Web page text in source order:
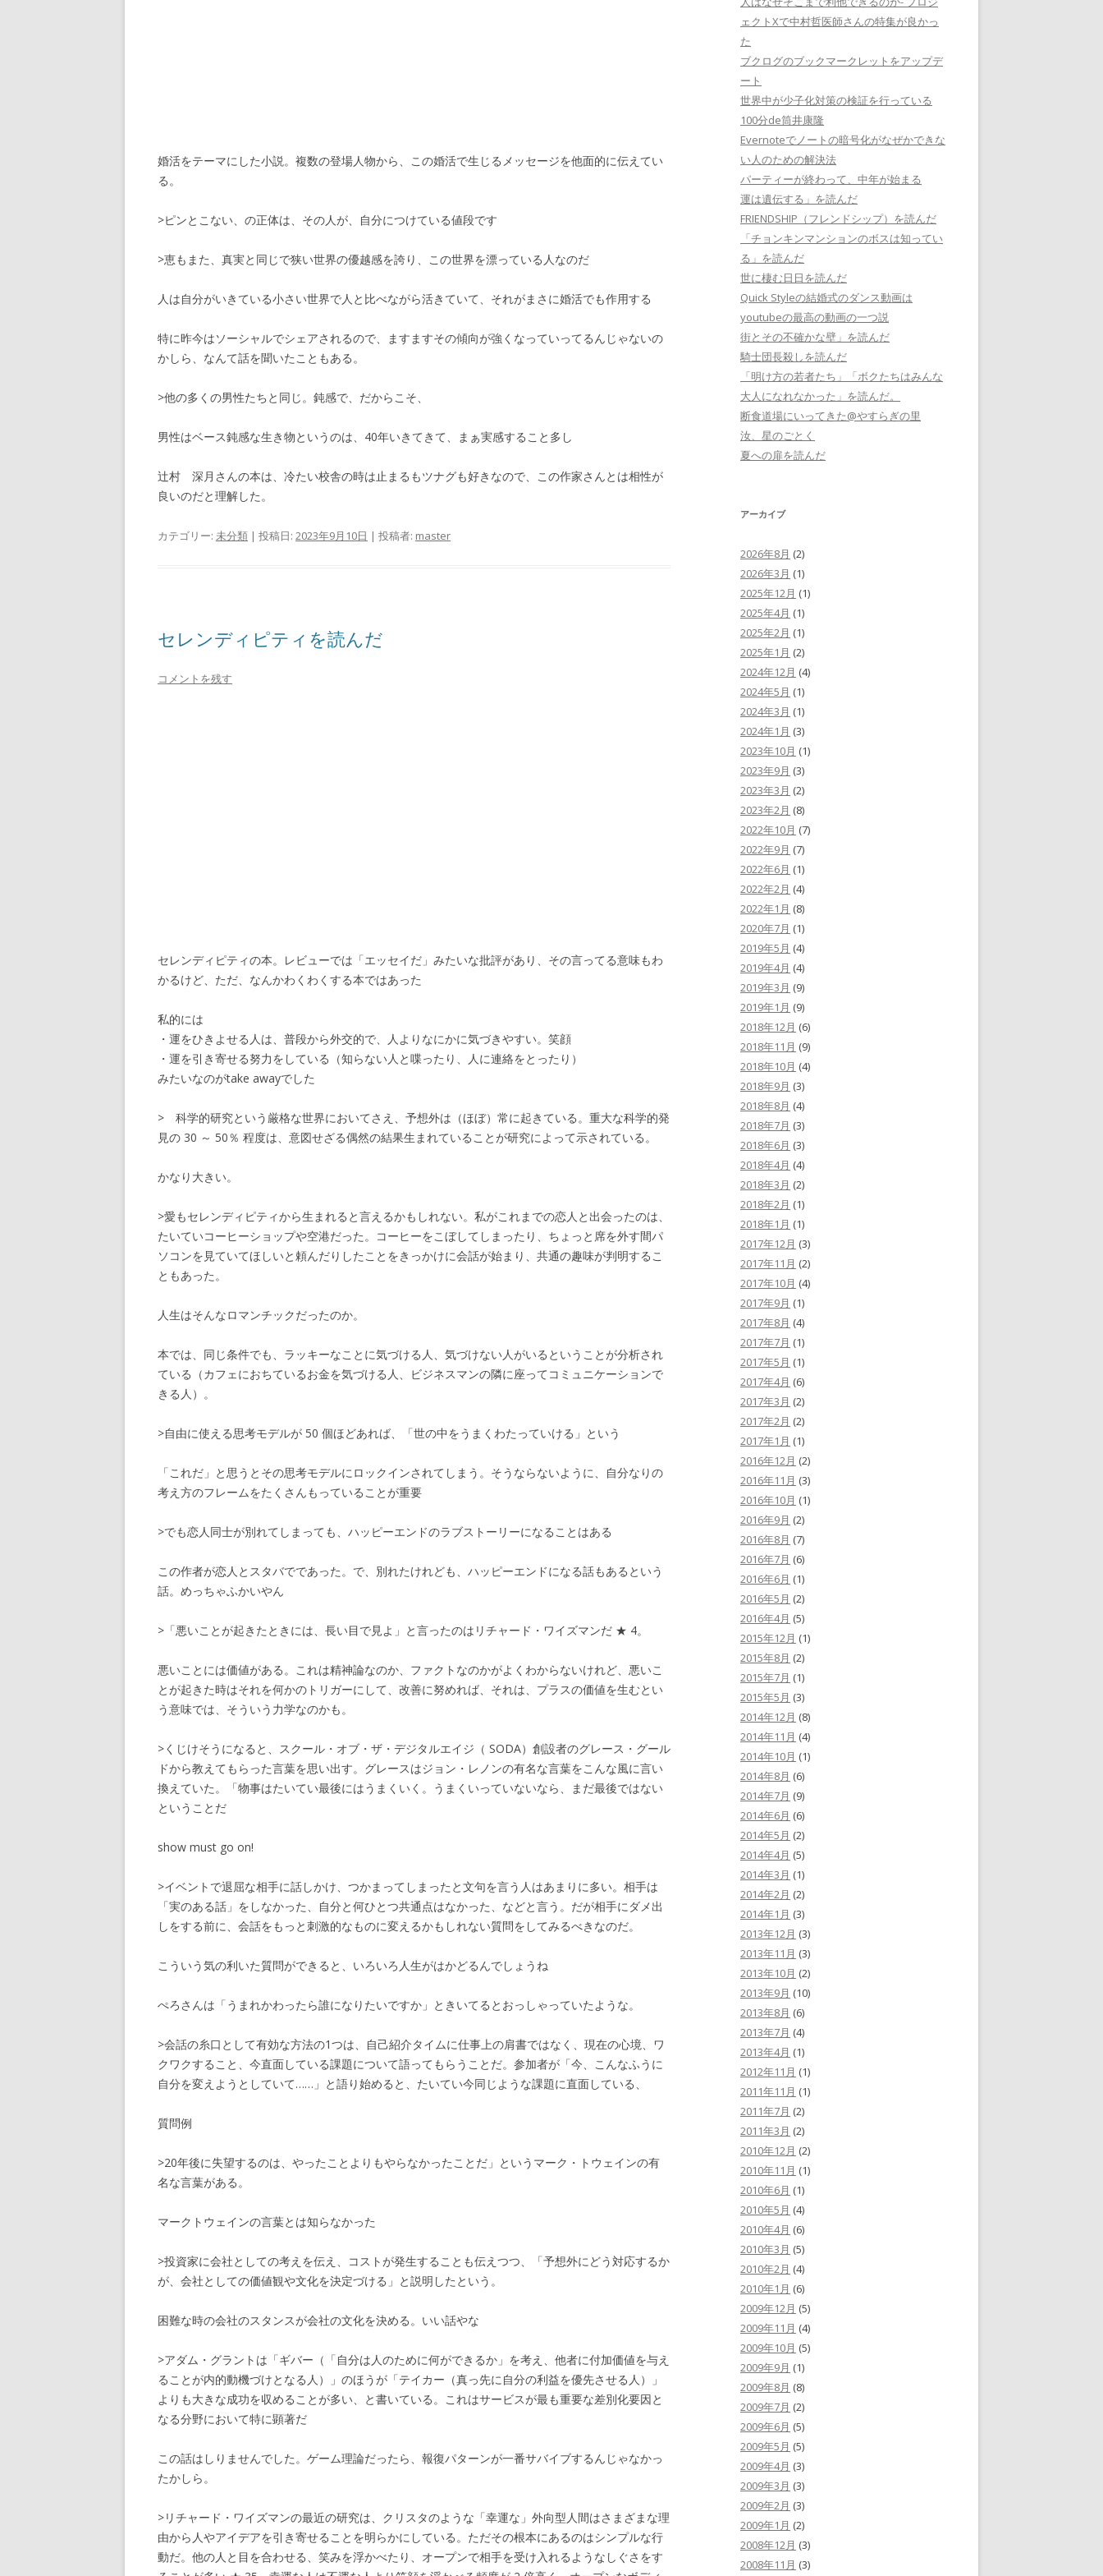
婚活をテーマにした小説。複数の登場人物から、この婚活で生じるメッセージを他面的に伝えてい
る。
>ピンとこない、の正体は、その人が、自分につけている値段です
>恵もまた、真実と同じで狭い世界の優越感を誇り、この世界を漂っている人なのだ
人は自分がいきている小さい世界で人と比べながら活きていて、それがまさに婚活でも作用する
特に昨今はソーシャルでシェアされるので、ますますその傾向が強くなっていってるんじゃないの
かしら、なんて話を聞いたこともある。
>他の多くの男性たちと同じ。鈍感で、だからこそ、
男性はベース鈍感な生き物というのは、40年いきてきて、まぁ実感すること多し
辻村 深月さんの本は、冷たい校舎の時は止まるもツナグも好きなので、この作家さんとは相性が
良いのだと理解した。
カテゴリー: 未分類 | 投稿日: 2023年9月10日 | 投稿者: master
セレンディピティを読んだ
コメントを残す
セレンディピティの本。レビューでは「エッセイだ」みたいな批評があり、その言ってる意味もわ
かるけど、ただ、なんかわくわくする本ではあった
私的には
・運をひきよせる人は、普段から外交的で、人よりなにかに気づきやすい。笑顔
・運を引き寄せる努力をしている（知らない人と喋ったり、人に連絡をとったり）
みたいなのがtake awayでした
> 科学的研究という厳格な世界においてさえ、予想外は（ほぼ）常に起きている。重大な科学的発
見の 30 ～ 50％ 程度は、意図せざる偶然の結果生まれていることが研究によって示されている。
かなり大きい。
>愛もセレンディピティから生まれると言えるかもしれない。私がこれまでの恋人と出会ったのは、
たいていコーヒーショップや空港だった。コーヒーをこぼしてしまったり、ちょっと席を外す間パ
ソコンを見ていてほしいと頼んだりしたことをきっかけに会話が始まり、共通の趣味が判明するこ
ともあった。
人生はそんなロマンチックだったのか。
本では、同じ条件でも、ラッキーなことに気づける人、気づけない人がいるということが分析され
ている（カフェにおちているお金を気づける人、ビジネスマンの隣に座ってコミュニケーションで
きる人）。
>自由に使える思考モデルが 50 個ほどあれば、「世の中をうまくわたっていける」という
「これだ」と思うとその思考モデルにロックインされてしまう。そうならないように、自分なりの
考え方のフレームをたくさんもっていることが重要
>でも恋人同士が別れてしまっても、ハッピーエンドのラブストーリーになることはある
この作者が恋人とスタバでであった。で、別れたけれども、ハッピーエンドになる話もあるという
話。めっちゃふかいやん
>「悪いことが起きたときには、長い目で見よ」と言ったのはリチャード・ワイズマンだ ★ 4。
悪いことには価値がある。これは精神論なのか、ファクトなのかがよくわからないけれど、悪いこ
とが起きた時はそれを何かのトリガーにして、改善に努めれば、それは、プラスの価値を生むとい
う意味では、そういう力学なのかも。
>くじけそうになると、スクール・オブ・ザ・デジタルエイジ（ SODA）創設者のグレース・グール
ドから教えてもらった言葉を思い出す。グレースはジョン・レノンの有名な言葉をこんな風に言い
換えていた。「物事はたいてい最後にはうまくいく。うまくいっていないなら、まだ最後ではない
ということだ
show must go on!
>イベントで退屈な相手に話しかけ、つかまってしまったと文句を言う人はあまりに多い。相手は
「実のある話」をしなかった、自分と何ひとつ共通点はなかった、などと言う。だが相手にダメ出
しをする前に、会話をもっと刺激的なものに変えるかもしれない質問をしてみるべきなのだ。
こういう気の利いた質問ができると、いろいろ人生がはかどるんでしょうね
ぺろさんは「うまれかわったら誰になりたいですか」ときいてるとおっしゃっていたような。
>会話の糸口として有効な方法の1つは、自己紹介タイムに仕事上の肩書ではなく、現在の心境、ワ
クワクすること、今直面している課題について語ってもらうことだ。参加者が「今、こんなふうに
自分を変えようとしていて……」と語り始めると、たいてい今同じような課題に直面している、
質問例
>20年後に失望するのは、やったことよりもやらなかったことだ」というマーク・トウェインの有
名な言葉がある。
マークトウェインの言葉とは知らなかった
>投資家に会社としての考えを伝え、コストが発生することも伝えつつ、「予想外にどう対応するか
が、会社としての価値観や文化を決定づける」と説明したという。
困難な時の会社のスタンスが会社の文化を決める。いい話やな
>アダム・グラントは「ギバー（「自分は人のために何ができるか」を考え、他者に付加価値を与え
ることが内的動機づけとなる人）」のほうが「テイカー（真っ先に自分の利益を優先させる人）」
よりも大きな成功を収めることが多い、と書いている。これはサービスが最も重要な差別化要因と
なる分野において特に顕著だ
この話はしりませんでした。ゲーム理論だったら、報復パターンが一番サバイブするんじゃなかっ
たかしら。
>リチャード・ワイズマンの最近の研究は、クリスタのような「幸運な」外向型人間はさまざまな理
由から人やアイデアを引き寄せることを明らかにしている。ただその根本にあるのはシンプルな行
動だ。他の人と目を合わせる、笑みを浮かべたり、オープンで相手を受け入れるようなしぐさをす
ェクトXで中村哲医師さんの特集が良かっ
た
ブクログのブックマークレットをアップデ
ート
世界中が少子化対策の検証を行っている
100分de筒井康隆
Evernoteでノートの暗号化がなぜかできな
い人のための解決法
パーティーが終わって、中年が始まる
運は遺伝する」を読んだ
FRIENDSHIP（フレンドシップ）を読んだ
「チョンキンマンションのボスは知ってい
る」を読んだ
世に棲む日日を読んだ
Quick Styleの結婚式のダンス動画は
youtubeの最高の動画の一つ説
街とその不確かな壁」を読んだ
騎士団長殺しを読んだ
「明け方の若者たち」「ボクたちはみんな
大人になれなかった」を読んだ。
断食道場にいってきた@やすらぎの里
汝、星のごとく
夏への扉を読んだ
アーカイブ
2026年8月 (2)
2026年3月 (1)
2025年12月 (1)
2025年4月 (1)
2025年2月 (1)
2025年1月 (2)
2024年12月 (4)
2024年5月 (1)
2024年3月 (1)
2024年1月 (3)
2023年10月 (1)
2023年9月 (3)
2023年3月 (2)
2023年2月 (8)
2022年10月 (7)
2022年9月 (7)
2022年6月 (1)
2022年2月 (4)
2022年1月 (8)
2020年7月 (1)
2019年5月 (4)
2019年4月 (4)
2019年3月 (9)
2019年1月 (9)
2018年12月 (6)
2018年11月 (9)
2018年10月 (4)
2018年9月 (3)
2018年8月 (4)
2018年7月 (3)
2018年6月 (3)
2018年4月 (4)
2018年3月 (2)
2018年2月 (1)
2018年1月 (1)
2017年12月 (3)
2017年11月 (2)
2017年10月 (4)
2017年9月 (1)
2017年8月 (4)
2017年7月 (1)
2017年5月 (1)
2017年4月 (6)
2017年3月 (2)
2017年2月 (2)
2017年1月 (1)
2016年12月 (2)
2016年11月 (3)
2016年10月 (1)
2016年9月 (2)
2016年8月 (7)
2016年7月 (6)
2016年6月 (1)
2016年5月 (2)
2016年4月 (5)
2015年12月 (1)
2015年8月 (2)
2015年7月 (1)
2015年5月 (3)
2014年12月 (8)
2014年11月 (4)
2014年10月 (1)
2014年8月 (6)
2014年7月 (9)
2014年6月 (6)
2014年5月 (2)
2014年4月 (5)
2014年3月 (1)
2014年2月 (2)
2014年1月 (3)
2013年12月 (3)
2013年11月 (3)
2013年10月 (2)
2013年9月 (10)
2013年8月 (6)
2013年7月 (4)
2013年4月 (1)
2012年11月 (1)
2011年11月 (1)
2011年7月 (2)
2011年3月 (2)
2010年12月 (2)
2010年11月 (1)
2010年6月 (1)
2010年5月 (4)
2010年4月 (6)
2010年3月 (5)
2010年2月 (4)
2010年1月 (6)
2009年12月 (5)
2009年11月 (4)
2009年10月 (5)
2009年9月 (1)
2009年8月 (8)
2009年7月 (2)
2009年6月 (5)
2009年5月 (5)
2009年4月 (3)
2009年3月 (3)
2009年2月 (3)
2009年1月 (2)
2008年12月 (3)
2008年11月 (3)